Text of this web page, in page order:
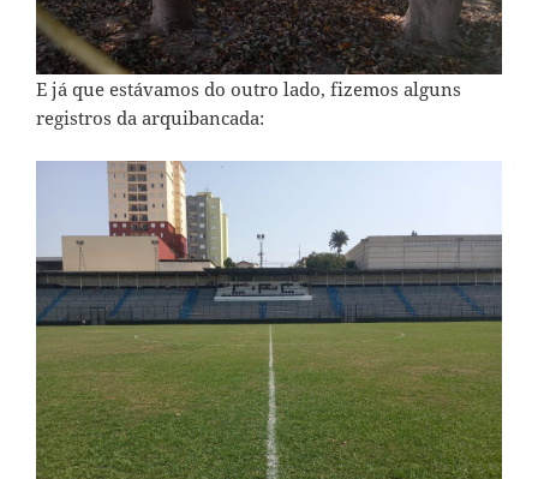
E já que estávamos do outro lado, fizemos alguns
registros da arquibancada: